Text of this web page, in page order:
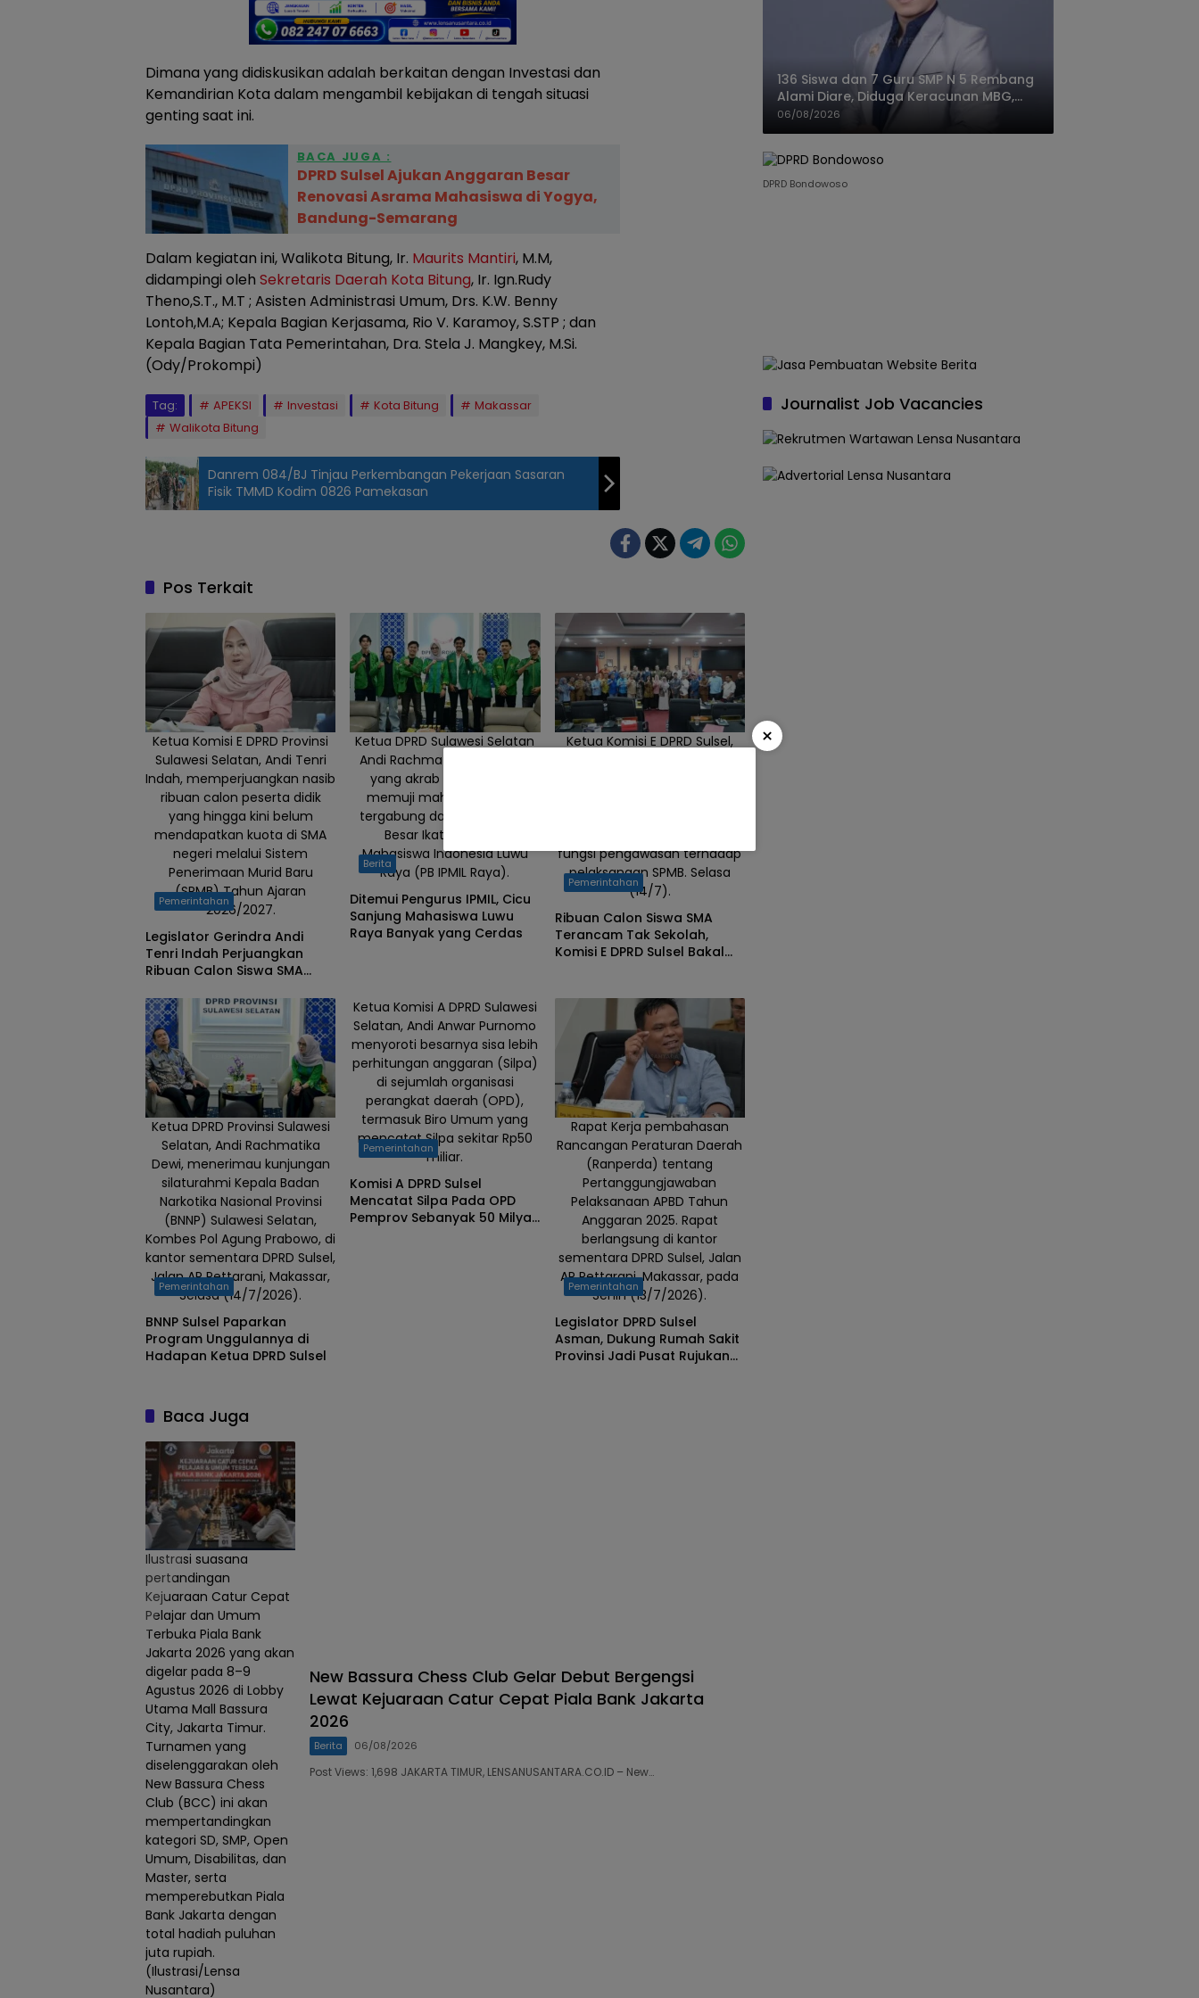
Dimana yang didiskusikan adalah berkaitan dengan Investasi dan
Kemandirian Kota dalam mengambil kebijakan di tengah situasi
genting saat ini.
BACA JUGA :
DPRD Sulsel Ajukan Anggaran Besar
Renovasi Asrama Mahasiswa di Yogya,
Bandung-Semarang
Dalam kegiatan ini, Walikota Bitung, Ir. Maurits Mantiri, M.M,
didampingi oleh Sekretaris Daerah Kota Bitung, Ir. Ign.Rudy
Theno,S.T., M.T ; Asisten Administrasi Umum, Drs. K.W. Benny
Lontoh,M.A; Kepala Bagian Kerjasama, Rio V. Karamoy, S.STP ; dan
Kepala Bagian Tata Pemerintahan, Dra. Stela J. Mangkey, M.Si.
(Ody/Prokompi)
Tag: APEKSI Investasi Kota Bitung
Makassar
Walikota Bitung
Danrem 084/BJ Tinjau Perkembangan Pekerjaan Sasaran
Fisik TMMD Kodim 0826 Pamekasan
Pos Terkait
Ketua Komisi E DPRD Provinsi
Sulawesi Selatan, Andi Tenri
Indah, memperjuangkan nasib
ribuan calon peserta didik
yang hingga kini belum
mendapatkan kuota di SMA
negeri melalui Sistem
Penerimaan Murid Baru
(SPMB) Tahun Ajaran
2026/2027.
Pemerintahan
Legislator Gerindra Andi
Tenri Indah Perjuangkan
Ribuan Calon Siswa SMA
Siap Kawal ke Kementerian
Ketua DPRD Sulawesi Selatan
Andi Rachmatika Dewi atau
yang akrab disapa Cicu,
memuji mahasiswa yang
tergabung dalam Pengurus
Besar Ikatan Pelajar
Mahasiswa Indonesia Luwu
Raya (PB IPMIL Raya).
Berita
Ditemui Pengurus IPMIL, Cicu
Sanjung Mahasiswa Luwu
Raya Banyak yang Cerdas
Ketua Komisi E DPRD Sulsel,
fungsi pengawasan terhadap
pelaksanaan SPMB. Selasa
(14/7).
Pemerintahan
Ribuan Calon Siswa SMA
Terancam Tak Sekolah,
Komisi E DPRD Sulsel Bakal
Ketua DPRD Provinsi Sulawesi
Selatan, Andi Rachmatika
Dewi, menerimau kunjungan
silaturahmi Kepala Badan
Narkotika Nasional Provinsi
(BNNP) Sulawesi Selatan,
Kombes Pol Agung Prabowo, di
kantor sementara DPRD Sulsel,
Jalan AP Pettarani, Makassar,
Selasa (14/7/2026).
Pemerintahan
BNNP Sulsel Paparkan
Program Unggulannya di
Hadapan Ketua DPRD Sulsel
Ketua Komisi A DPRD Sulawesi
Selatan, Andi Anwar Purnomo
menyoroti besarnya sisa lebih
perhitungan anggaran (Silpa)
di sejumlah organisasi
perangkat daerah (OPD),
termasuk Biro Umum yang
mencatat Silpa sekitar Rp50
miliar.
Pemerintahan
Komisi A DPRD Sulsel
Mencatat Silpa Pada OPD
Pemprov Sebanyak 50 Milyar
Rapat Kerja pembahasan
Rancangan Peraturan Daerah
(Ranperda) tentang
Pertanggungjawaban
Pelaksanaan APBD Tahun
Anggaran 2025. Rapat
berlangsung di kantor
sementara DPRD Sulsel, Jalan
AP Pettarani, Makassar, pada
Senin (13/7/2026).
Pemerintahan
Legislator DPRD Sulsel
Asman, Dukung Rumah Sakit
Provinsi Jadi Pusat Rujukan
Baca Juga
Ilustrasi suasana
pertandingan
Kejuaraan Catur Cepat
Pelajar dan Umum
Terbuka Piala Bank
Jakarta 2026 yang akan
digelar pada 8–9
Agustus 2026 di Lobby
Utama Mall Bassura
City, Jakarta Timur.
Turnamen yang
diselenggarakan oleh
New Bassura Chess
Club (BCC) ini akan
mempertandingkan
kategori SD, SMP, Open
Umum, Disabilitas, dan
Master, serta
memperebutkan Piala
Bank Jakarta dengan
total hadiah puluhan
juta rupiah.
(Ilustrasi/Lensa
Nusantara)
New Bassura Chess Club Gelar Debut Bergengsi
Lewat Kejuaraan Catur Cepat Piala Bank Jakarta
2026
Berita 06/08/2026
Post Views: 1,698 JAKARTA TIMUR, LENSANUSANTARA.CO.ID – New…
136 Siswa dan 7 Guru SMP N 5 Rembang
Alami Diare, Diduga Keracunan MBG,
Bagas: Harus Tanggung Jawab
06/08/2026
DPRD Bondowoso
Journalist Job Vacancies
×